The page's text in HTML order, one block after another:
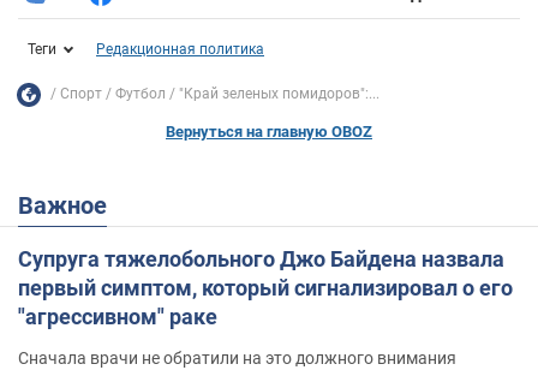
Теги Редакционная политика
Спорт Футбол "Край зеленых помидоров":...
Вернуться на главную OBOZ
Важное
Супруга тяжелобольного Джо Байдена назвала
первый симптом, который сигнализировал о его
"агрессивном" раке
Сначала врачи не обратили на это должного внимания